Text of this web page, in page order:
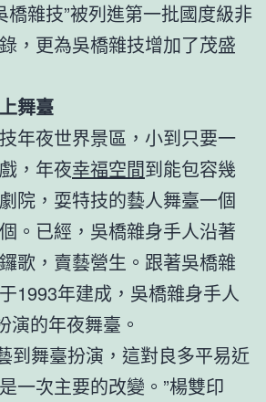
橋雜技”被列進第一批國度級非
，更為吳橋雜技增加了茂盛
舞臺
年夜世界景區，小到只要一
，年夜幸福空間到能包容幾
院，耍特技的藝人舞臺一個
個。已經，吳橋雜身手人沿著
歌，賣藝營生。跟著吳橋雜
1993年建成，吳橋雜身手人
演的年夜舞臺。
藝到舞臺扮演，這對良多平易近
一次主要的改變。”楊雙印